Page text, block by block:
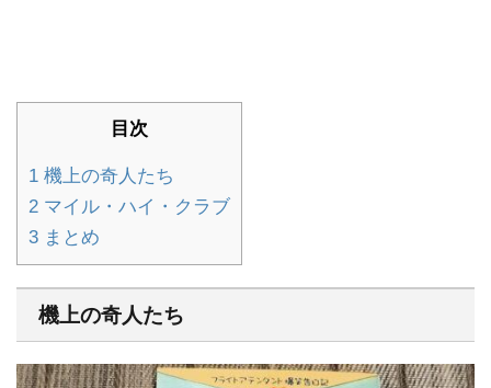
目次
1 機上の奇人たち
2 マイル・ハイ・クラブ
3 まとめ
機上の奇人たち